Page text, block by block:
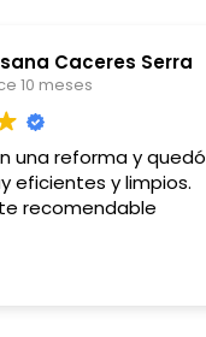
Caceres Serra
10 meses
una reforma y quedó
eficientes y limpios.
recomendable